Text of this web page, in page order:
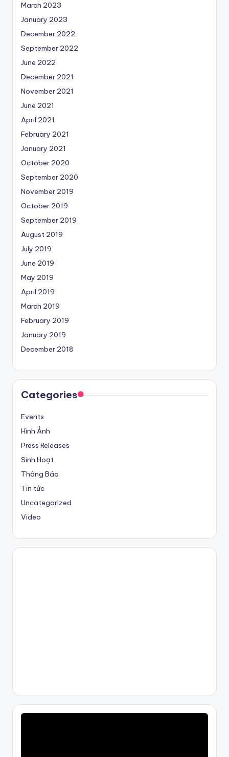
March 2023
January 2023
December 2022
September 2022
June 2022
December 2021
November 2021
June 2021
April 2021
February 2021
January 2021
October 2020
September 2020
November 2019
October 2019
September 2019
August 2019
July 2019
June 2019
May 2019
April 2019
March 2019
February 2019
January 2019
December 2018
Categories
Events
Hình Ảnh
Press Releases
Sinh Hoạt
Thông Báo
Tin tức
Uncategorized
Video